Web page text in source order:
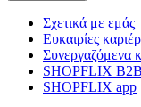
Σχετικά με εμάς
Ευκαιρίες
Συνεργαζόμενα
SHOPFLIX B2B
SHOPFLIX app